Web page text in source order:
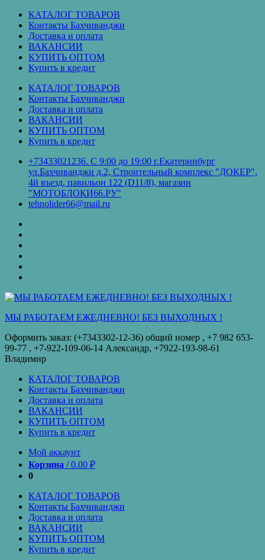
Перейти
содержимому
КАТАЛОГ ТОВАРОВ
Контакты Бахчиванджи
Доставка и оплата
ВАКАНСИИ
КУПИТЬ ОПТОМ
Купить в кредит
КАТАЛОГ ТОВАРОВ
Контакты Бахчиванджи
Доставка и оплата
ВАКАНСИИ
КУПИТЬ ОПТОМ
Купить в кредит
+73433021236. С 9:00 до 19:00 г.Екатеринбург
ул.Бахчиванджи д.2, Строительный комплекс "ДОКЕР",
4й въезд, павильон 122 (D11/8), магазин
"МОТОБЛОКИ66.РУ"
tehnolider66@mail.ru
кредит
МЫ РАБОТАЕМ ЕЖЕДНЕВНО! БЕЗ ВЫХОДНЫХ !
Оформить заказ: (+7343302-12-36) общий номер , ‪+7 982 653-
99-77‬ , +7-922-109-06-14 Александр, +7922-193-98-61
Владимир
КАТАЛОГ ТОВАРОВ
Контакты Бахчиванджи
Доставка и оплата
ВАКАНСИИ
КУПИТЬ ОПТОМ
Купить в кредит
Мой аккаунт
Корзина /0.00 ₽
0
КАТАЛОГ ТОВАРОВ
Контакты Бахчиванджи
Доставка и оплата
ВАКАНСИИ
КУПИТЬ ОПТОМ
Купить в кредит